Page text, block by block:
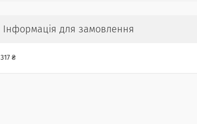
Інформація для замовлення
317 ₴